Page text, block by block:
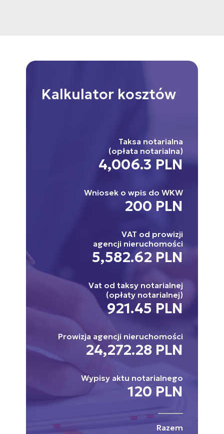
Kalkulator kosztów
Taksa notarialna
(opłata notarialna)
4,006.3 PLN
Wniosek o wpis do WKW
200 PLN
VAT od prowizji
agencji nieruchomości
5,582.62 PLN
Vat od taksy notarialnej
(opłaty notarialnej)
921.45 PLN
Prowizja agencji nieruchomości
24,272.28 PLN
Wypisy aktu notarialnego
120 PLN
Razem